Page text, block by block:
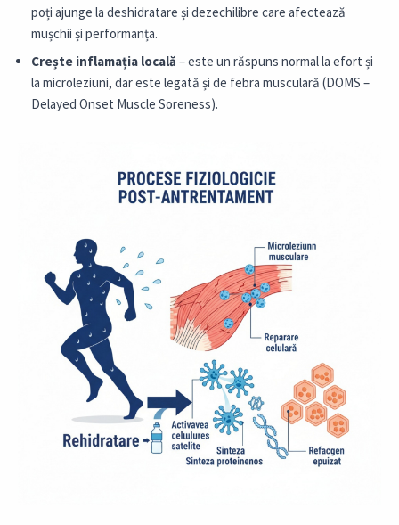
poți ajunge la deshidratare și dezechilibre care afectează
mușchii și performanța.
Crește inflamația locală – este un răspuns normal la efort și
la microleziuni, dar este legată și de febra musculară (DOMS –
Delayed Onset Muscle Soreness).